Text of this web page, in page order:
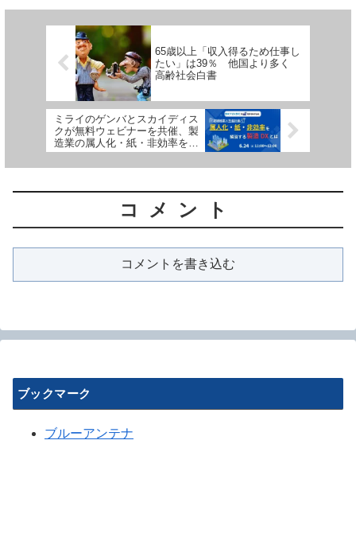
65歳以上「収入得るため仕事し
たい」は39％ 他国より多く
高齢社会白書
ミライのゲンバとスカイディス
クが無料ウェビナーを共催、製
造業の属人化・紙・非効率を解
消するDXを解説
コメント
コメントを書き込む
ブックマーク
ブルーアンテナ